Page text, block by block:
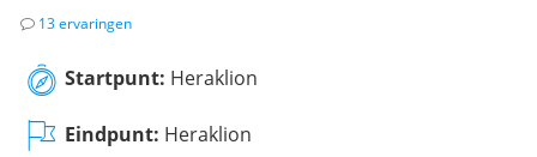
13 ervaringen
Startpunt: Heraklion
Eindpunt: Heraklion